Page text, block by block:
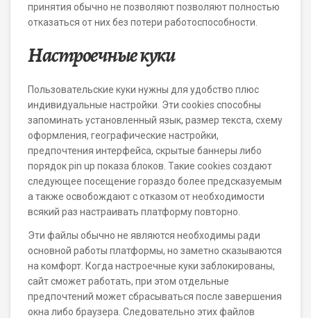
принятия обычно не позволяют позволяют полностью
отказаться от них без потери работоспособности.
Настроечные куки
Пользовательские куки нужны для удобство плюс
индивидуальные настройки. Эти cookies способны
запоминать установленный язык, размер текста, схему
оформления, географические настройки,
предпочтения интерфейса, скрытые баннеры либо
порядок pin up показа блоков. Такие cookies создают
следующее посещение гораздо более предсказуемым
а также освобождают с отказом от необходимости
всякий раз настраивать платформу повторно.
Эти файлы обычно не являются необходимы ради
основной работы платформы, но заметно сказываются
на комфорт. Когда настроечные куки заблокированы,
сайт сможет работать, при этом отдельные
предпочтений может сбрасываться после завершения
окна либо браузера. Следовательно этих файлов